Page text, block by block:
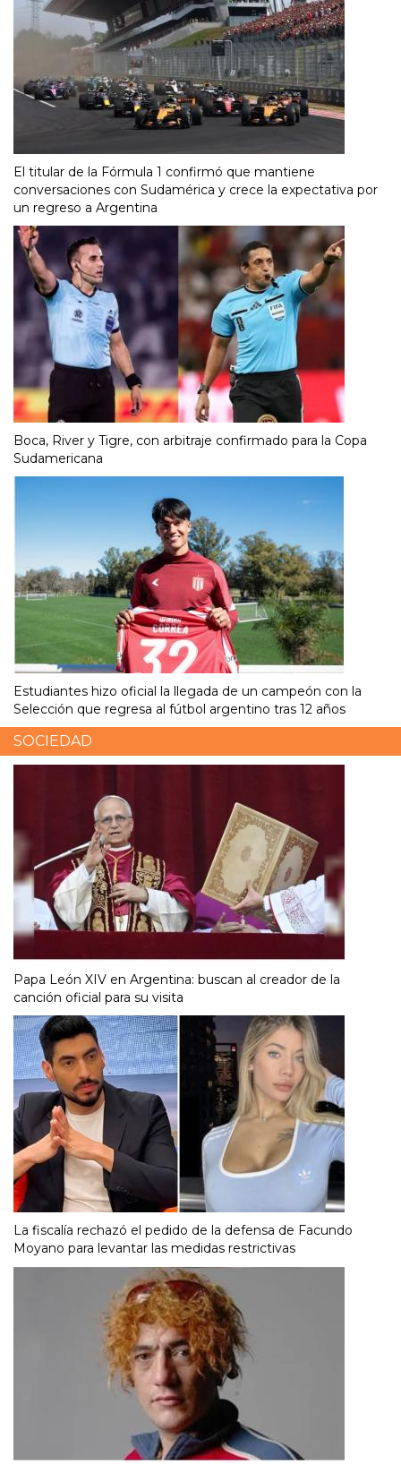
El titular de la Fórmula 1 confirmó que mantiene
conversaciones con Sudamérica y crece la expectativa por
un regreso a Argentina
Boca, River y Tigre, con arbitraje confirmado para la Copa
Sudamericana
Estudiantes hizo oficial la llegada de un campeón con la
Selección que regresa al fútbol argentino tras 12 años
SOCIEDAD
Papa León XIV en Argentina: buscan al creador de la
canción oficial para su visita
La fiscalía rechazó el pedido de la defensa de Facundo
Moyano para levantar las medidas restrictivas